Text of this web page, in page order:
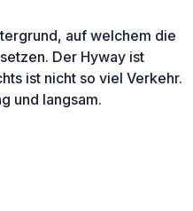
auf welchem die
Der Hyway ist
ist nicht so viel Verkehr.
und langsam.